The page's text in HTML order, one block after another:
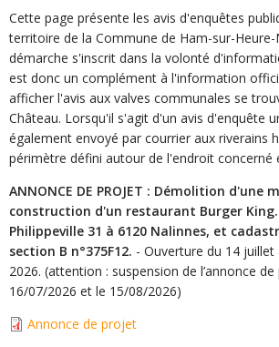
Cette page présente les avis d'enquêtes
territoire de la Commune de Ham-sur-Heure-
démarche s'inscrit dans la volonté
est donc un complément à l'information
afficher l'avis aux valves communales se
Château. Lorsqu'il s'agit d'un avis d'enquête
également envoyé par courrier aux riverains
périmètre défini autour de l'endroit concerné
ANNONCE DE PROJET : Démolition d'une
construction d'un restaurant Burger
Philippeville 31 à 6120 Nalinnes, et
section B n°375F12. - Ouverture du 14
2026. (attention : suspension de l’annonce
16/07/2026 et le 15/08/2026)
Annonce de projet